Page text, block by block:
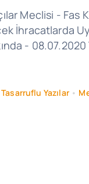
Meclisi - Fas
İhracatlarda
- 08.07.2020
Tasarruflu Yazılar•